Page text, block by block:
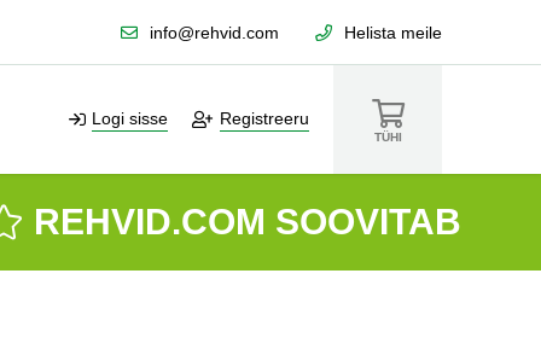
info@rehvid.com Helista meile
Logi sisse Registreeru
TÜHI
REHVID.COM SOOVITAB